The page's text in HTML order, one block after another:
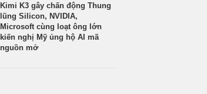
Kimi K3 gây chấn động Thung
lũng Silicon, NVIDIA,
Microsoft cùng loạt ông lớn
kiến nghị Mỹ ủng hộ AI mã
nguồn mở